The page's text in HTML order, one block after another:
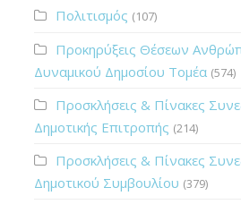
Πολιτισμός (107)
Προκηρύξεις Θέσεων
Δυναμικού Δημοσίου Τομέα (574)
Προσκλήσεις & Πίνακες
Δημοτικής Επιτροπής (214)
Προσκλήσεις & Πίνακες
Δημοτικού Συμβουλίου (379)